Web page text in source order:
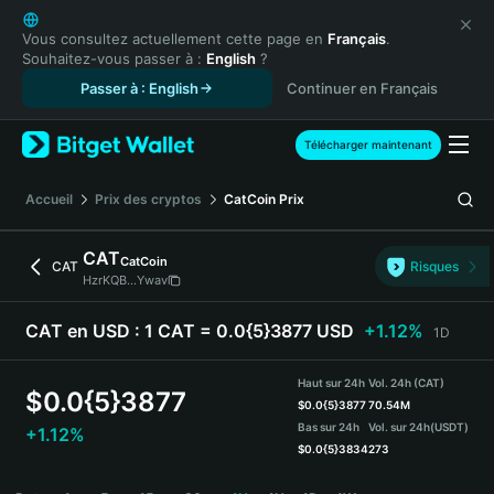
English
日本語
Tiếng Việt
Español (Latinoamérica)
Türkçe
Français
Deutsch
繁體中文
Português (Portugal)
Bahasa Indonesia
ภาษาไทย
Español
Español (Argentina)
Vous consultez actuellement cette page en Français.
Souhaitez-vous passer à : English ?
Passer à : English
Continuer en Français
Télécharger maintenant
Accueil Prix des cryptos CatCoin Prix
CAT CATCatCoin
HzrKQB...Ywav
Risques
CAT en USD : 1 CAT = 0.0{5}3877 USD +1.12% 1D
$0.0{5}3877
+1.12%
Haut sur 24h
$0.0{5}3877
Bas sur 24h
$0.0{5}3834
Vol. 24h (CAT)
70.54M
Vol. sur 24h(USDT)
273